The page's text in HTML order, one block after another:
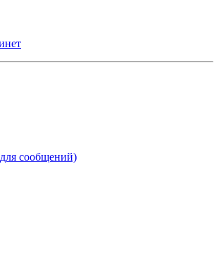
сообщений)